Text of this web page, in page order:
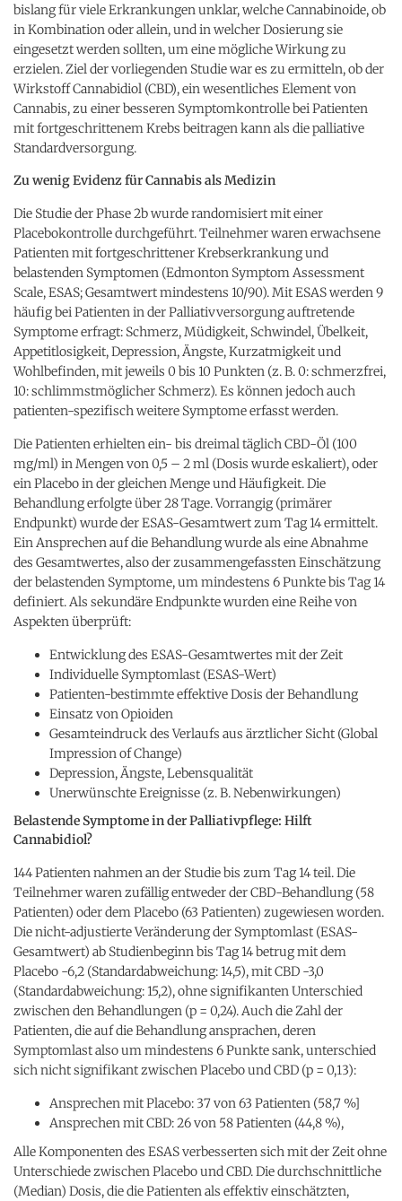
bislang für viele Erkrankungen unklar, welche Cannabinoide, ob
in Kombination oder allein, und in welcher Dosierung sie
eingesetzt werden sollten, um eine mögliche Wirkung zu
erzielen. Ziel der vorliegenden Studie war es zu ermitteln, ob der
Wirkstoff Cannabidiol (CBD), ein wesentliches Element von
Cannabis, zu einer besseren Symptomkontrolle bei Patienten
mit fortgeschrittenem Krebs beitragen kann als die palliative
Standardversorgung.
Zu wenig Evidenz für Cannabis als Medizin
Die Studie der Phase 2b wurde randomisiert mit einer
Placebokontrolle durchgeführt. Teilnehmer waren erwachsene
Patienten mit fortgeschrittener Krebserkrankung und
belastenden Symptomen (Edmonton Symptom Assessment
Scale, ESAS; Gesamtwert mindestens 10/90). Mit ESAS werden 9
häufig bei Patienten in der Palliativversorgung auftretende
Symptome erfragt: Schmerz, Müdigkeit, Schwindel, Übelkeit,
Appetitlosigkeit, Depression, Ängste, Kurzatmigkeit und
Wohlbefinden, mit jeweils 0 bis 10 Punkten (z. B. 0: schmerzfrei,
10: schlimmstmöglicher Schmerz). Es können jedoch auch
patienten-spezifisch weitere Symptome erfasst werden.
Die Patienten erhielten ein- bis dreimal täglich CBD-Öl (100
mg/ml) in Mengen von 0,5 – 2 ml (Dosis wurde eskaliert), oder
ein Placebo in der gleichen Menge und Häufigkeit. Die
Behandlung erfolgte über 28 Tage. Vorrangig (primärer
Endpunkt) wurde der ESAS-Gesamtwert zum Tag 14 ermittelt.
Ein Ansprechen auf die Behandlung wurde als eine Abnahme
des Gesamtwertes, also der zusammengefassten Einschätzung
der belastenden Symptome, um mindestens 6 Punkte bis Tag 14
definiert. Als sekundäre Endpunkte wurden eine Reihe von
Aspekten überprüft:
Entwicklung des ESAS-Gesamtwertes mit der Zeit
Individuelle Symptomlast (ESAS-Wert)
Patienten-bestimmte effektive Dosis der Behandlung
Einsatz von Opioiden
Gesamteindruck des Verlaufs aus ärztlicher Sicht (Global
Impression of Change)
Depression, Ängste, Lebensqualität
Unerwünschte Ereignisse (z. B. Nebenwirkungen)
Belastende Symptome in der Palliativpflege: Hilft
Cannabidiol?
144 Patienten nahmen an der Studie bis zum Tag 14 teil. Die
Teilnehmer waren zufällig entweder der CBD-Behandlung (58
Patienten) oder dem Placebo (63 Patienten) zugewiesen worden.
Die nicht-adjustierte Veränderung der Symptomlast (ESAS-
Gesamtwert) ab Studienbeginn bis Tag 14 betrug mit dem
Placebo -6,2 (Standardabweichung: 14,5), mit CBD -3,0
(Standardabweichung: 15,2), ohne signifikanten Unterschied
zwischen den Behandlungen (p = 0,24). Auch die Zahl der
Patienten, die auf die Behandlung ansprachen, deren
Symptomlast also um mindestens 6 Punkte sank, unterschied
sich nicht signifikant zwischen Placebo und CBD (p = 0,13):
Ansprechen mit Placebo: 37 von 63 Patienten (58,7 %]
Ansprechen mit CBD: 26 von 58 Patienten (44,8 %),
Alle Komponenten des ESAS verbesserten sich mit der Zeit ohne
Unterschiede zwischen Placebo und CBD. Die durchschnittliche
(Median) Dosis, die die Patienten als effektiv einschätzten,